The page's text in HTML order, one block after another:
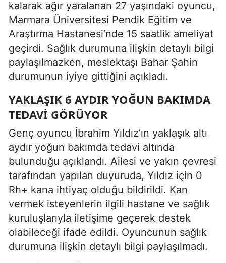
kalarak ağır yaralanan 27 yaşındaki oyuncu,
Marmara Üniversitesi Pendik Eğitim ve
Araştırma Hastanesi’nde 15 saatlik ameliyat
geçirdi. Sağlık durumuna ilişkin detaylı bilgi
paylaşılmazken, meslektaşı Bahar Şahin
durumunun iyiye gittiğini açıkladı.
YAKLAŞIK 6 AYDIR YOĞUN BAKIMDA
TEDAVI GÖRÜYOR
Genç oyuncu İbrahim Yıldız’ın yaklaşık altı
aydır yoğun bakımda tedavi altında
bulunduğu açıklandı. Ailesi ve yakın çevresi
tarafından yapılan duyuruda, Yıldız için 0
Rh+ kana ihtiyaç olduğu bildirildi. Kan
vermek isteyenlerin ilgili hastane ve sağlık
kuruluşlarıyla iletişime geçerek destek
olabileceği ifade edildi. Oyuncunun sağlık
durumuna ilişkin detaylı bilgi paylaşılmadı.